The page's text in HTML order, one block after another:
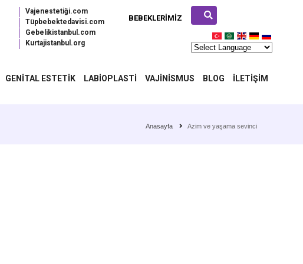
BEBEKLERIMIZ
Vajenestetiği.com
Tüpbebektedavisi.com
Gebelikistanbul.com
Kurtajistanbul.org
GENITAL ESTETIK LABIOPLASTI VAJINISMUS BLOG İLETIŞIM
Anasayfa Azim ve yaşama sevinci